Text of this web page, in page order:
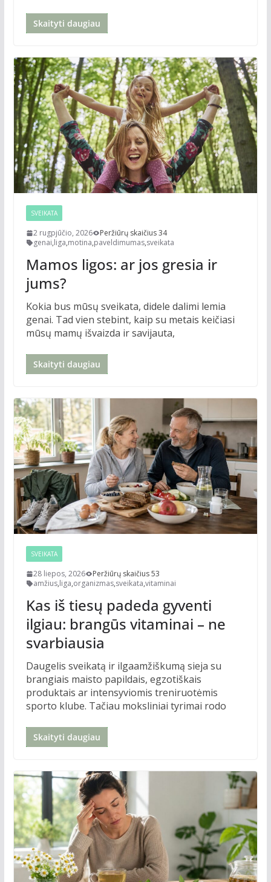
Skaityti daugiau
SVEIKATA
2 rugpjūčio, 2026
Peržiūrų skaičius 34
genai,liga,motina,paveldimumas,sveikata
Mamos ligos: ar jos gresia ir
jums?
Kokia bus mūsų sveikata, didele dalimi lemia
genai. Tad vien stebint, kaip su metais keičiasi
mūsų mamų išvaizda ir savijauta,
Skaityti daugiau
SVEIKATA
28 liepos, 2026
Peržiūrų skaičius 53
amžius,liga,organizmas,sveikata,vitaminai
Kas iš tiesų padeda gyventi
ilgiau: brangūs vitaminai – ne
svarbiausia
Daugelis sveikatą ir ilgaamžiškumą sieja su
brangiais maisto papildais, egzotiškais
produktais ar intensyviomis treniruotėmis
sporto klube. Tačiau moksliniai tyrimai rodo
Skaityti daugiau